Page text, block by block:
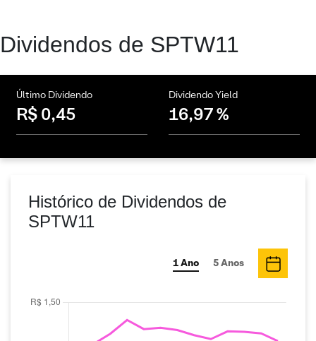
Dividendos de SPTW11
Último Dividendo
R$ 0,45
Dividendo Yield
16,97 %
Histórico de Dividendos de
SPTW11
1 Ano 5 Anos